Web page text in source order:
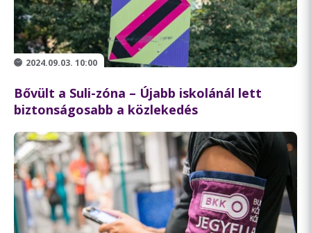
2024.09.03. 10:00
Bővült a Suli-zóna – Újabb iskolánál lett
biztonságosabb a közlekedés